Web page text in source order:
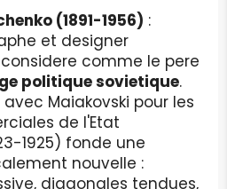
(1891-1956) :
et designer
comme le pere
politique sovietique.
Maiakovski pour les
de l'Etat
1925) fonde une
nouvelle :
diagonales tendues,